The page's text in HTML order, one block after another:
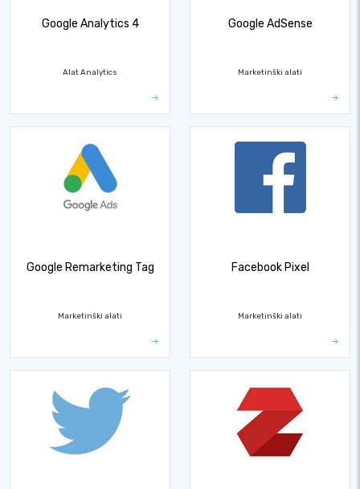
Google Analytics 4
Alat Analytics
Google AdSense
Marketinški alati
Google Remarketing Tag
Marketinški alati
Facebook Pixel
Marketinški alati